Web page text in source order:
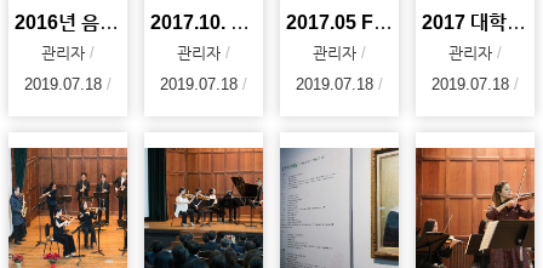
2016년 음악대학 90주년 기녕 대음악회 사진 자료
관리자
2019.07.18
2017.10. Faculty Noon Concert
관리자
2019.07.18
2017.05 Faculty Noon Concert
관리자
2019.07.18
2017 대학오케스트라 축제
관리자
2019.07.18